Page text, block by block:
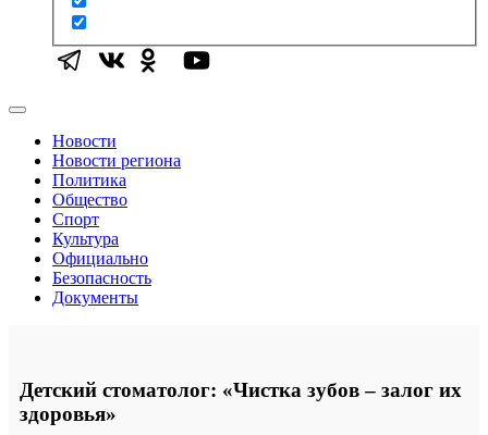
Новости
Новости региона
Политика
Общество
Спорт
Культура
Официально
Безопасность
Документы
Детский стоматолог: «Чистка зубов – залог их
здоровья»